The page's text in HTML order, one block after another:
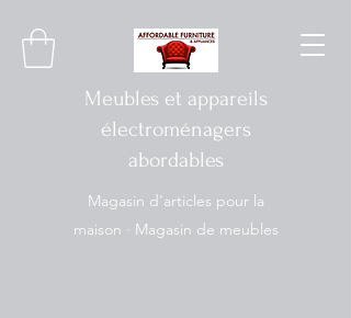
Meubles et appareils
électroménagers
abordables
Magasin d'articles pour la
maison · Magasin de meubles